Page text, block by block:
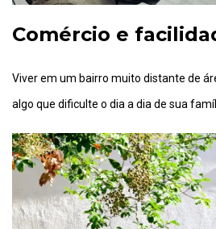
Comércio e
Viver em um bairro muito distante de
algo que dificulte o dia a dia de sua